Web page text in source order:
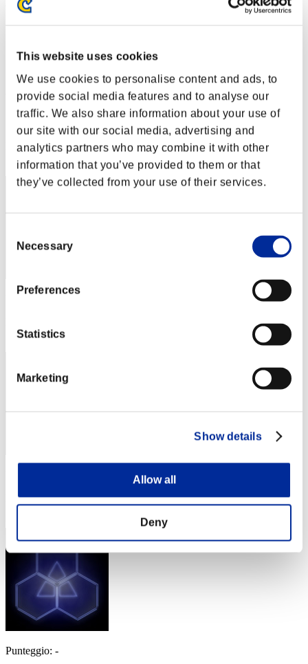
This website uses cookies
We use cookies to personalise content and ads, to
provide social media features and to analyse our
traffic. We also share information about your use of
our site with our social media, advertising and
analytics partners who may combine it with other
information that you’ve provided to them or that
they’ve collected from your use of their services.
Selection
Necessary
Preferences
Statistics
Marketing
Show details
Allow all
Deny
Weekend sopravvissuti N. 16
Singolo
(Le classifiche sono aggiornate ogni 6 ore)
Classifiche
Posizione
1
Posizione
Punteggio: -